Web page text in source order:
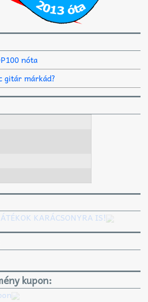
nóta
gitár márkád?
KARÁCSONYRA IS!
kupon: